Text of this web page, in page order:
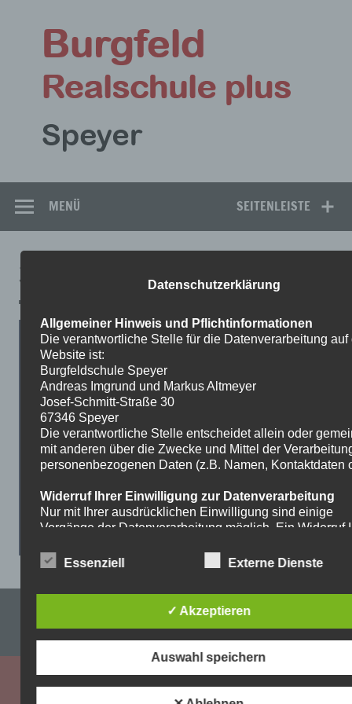
springen
SEITENLEISTE
MENÜ
3-7
Impressum & Datenschutzerklärung
WordPress-Theme: Dynamic News von ThemeZee.
Datenschutzerklärung
Allgemeiner Hinweis und Pflichtinformationen
Die verantwortliche Stelle für die Datenverarbeitung auf
Website ist:
Burgfeldschule Speyer
Andreas Imgrund und Markus Altmeyer
Josef-Schmitt-Straße 30
67346 Speyer
Die verantwortliche Stelle entscheidet allein oder
mit anderen über die Zwecke und Mittel der
personenbezogenen Daten (z.B. Namen, Kontaktdaten
Widerruf Ihrer Einwilligung zur Datenverarbeitung
Nur mit Ihrer ausdrücklichen Einwilligung sind einige
Vorgänge der Datenverarbeitung möglich. Ein Widerruf
Widerruf genügt eine formlose Mitteilung per E-Mail. Die
Recht auf Beschwerde bei der zuständigen
Aufsichtsbehörde
Als Betroffener steht Ihnen im Falle eines
der zuständigen Aufsichtsbehörde zu. Zuständige
Aufsichtsbehörde bezüglich datenschutzrechtlicher
Essenziell Externe Dienste
✓ Akzeptieren
Auswahl speichern